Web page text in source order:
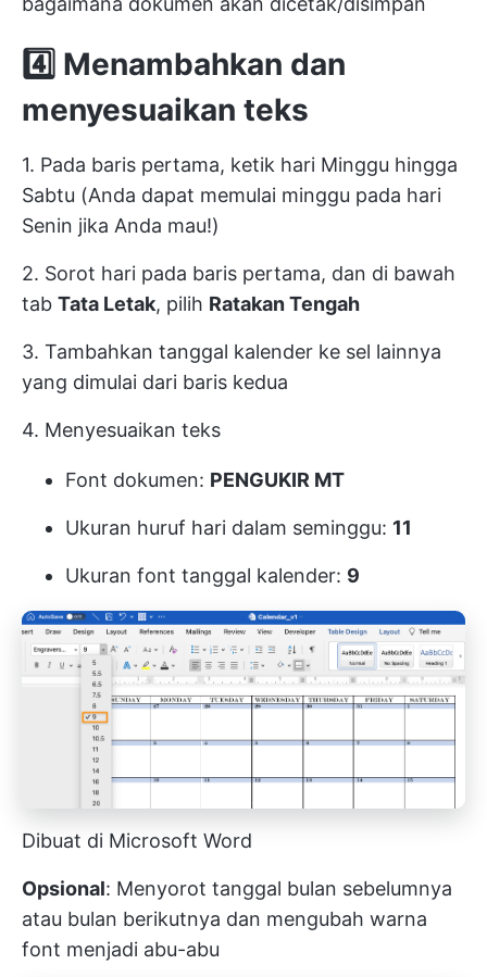
4️⃣ Menambahkan dan
menyesuaikan teks
1. Pada baris pertama, ketik hari Minggu hingga
Sabtu (Anda dapat memulai minggu pada hari
Senin jika Anda mau!)
2. Sorot hari pada baris pertama, dan di bawah
tab Tata Letak, pilih Ratakan Tengah
3. Tambahkan tanggal kalender ke sel lainnya
yang dimulai dari baris kedua
4. Menyesuaikan teks
Font dokumen: PENGUKIR MT
Ukuran huruf hari dalam seminggu: 11
Ukuran font tanggal kalender: 9
Dibuat di Microsoft Word
Opsional: Menyorot tanggal bulan sebelumnya
atau bulan berikutnya dan mengubah warna
font menjadi abu-abu